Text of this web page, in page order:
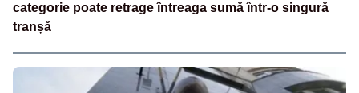
categorie poate retrage întreaga sumă într-o singură
tranșă